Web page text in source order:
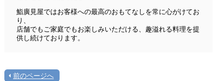
鮨廣見屋ではお客様への最高のおもてなしを常に心がけてお
り、
店舗でもご家庭でもお楽しみいただける、趣溢れる料理を提
供し続けております。
前のページへ